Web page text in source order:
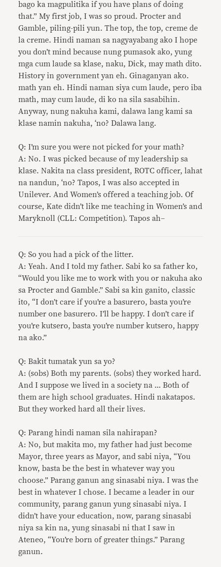
bago ka magpulitika if you have plans of doing
that.” My first job, I was so proud. Procter and
Gamble, piling-pili yun. The top, the top, creme de
la creme. Hindi naman sa nagyayabang ako I hope
you don’t mind because nung pumasok ako, yung
mga cum laude sa klase, naku, Dick, may math dito.
History in government yan eh. Ginaganyan ako.
math yan eh. Hindi naman siya cum laude, pero iba
math, may cum laude, di ko na sila sasabihin.
Anyway, nung nakuha kami, dalawa lang kami sa
klase namin nakuha, ‘no? Dalawa lang.
Q: I’m sure you were not picked for your math?
A: No. I was picked because of my leadership sa
klase. Nakita na class president, ROTC officer, lahat
na nandun, ‘no? Tapos, I was also accepted in
Unilever. And Women’s offered a teaching job. Of
course, Kate didn’t like me teaching in Women’s and
Maryknoll (CLL: Competition). Tapos ah–
Q: So you had a pick of the litter.
A: Yeah. And I told my father. Sabi ko sa father ko,
“Would you like me to work with you or nakuha ako
sa Procter and Gamble.” Sabi sa kin ganito, classic
ito, “I don’t care if you’re a basurero, basta you’re
number one basurero. I’ll be happy. I don’t care if
you’re kutsero, basta you’re number kutsero, happy
na ako.”
Q: Bakit tumatak yun sa yo?
A: (sobs) Both my parents. (sobs) they worked hard.
And I suppose we lived in a society na … Both of
them are high school graduates. Hindi nakatapos.
But they worked hard all their lives.
Q: Parang hindi naman sila nahirapan?
A: No, but makita mo, my father had just become
Mayor, three years as Mayor, and sabi niya, “You
know, basta be the best in whatever way you
choose.” Parang ganun ang sinasabi niya. I was the
best in whatever I chose. I became a leader in our
community, parang ganun yung sinasabi niya. I
didn’t have your education, now, parang sinasabi
niya sa kin na, yung sinasabi ni that I saw in
Ateneo, “You’re born of greater things.” Parang
ganun.